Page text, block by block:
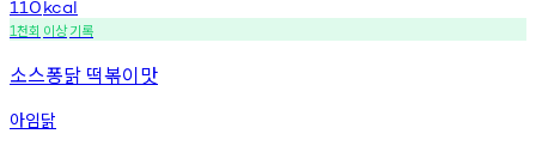
110kcal
1천회 이상기록
소스퐁닭 떡볶이맛
아임닭